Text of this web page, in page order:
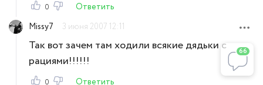
66
0
Ответить
Missy7
3 июня 2007 12:11
Так вот зачем там ходили всякие дядьки с
рациями!!!!!!
0 Ответить